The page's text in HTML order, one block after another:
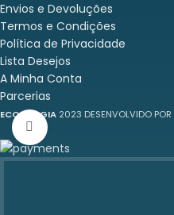
Click to enlarge
Envios e Devoluções
Termos e Condições
Política de Privacidade
Lista Desejos
A Minha Conta
Parcerias
ECOLOGGIA 2023 DESENVOLVIDO POR